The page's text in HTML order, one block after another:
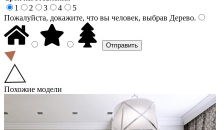
1
2 3 4
5
Пожалуйста, докажите, что вы человек, выбрав Дерево.
Похожие модели